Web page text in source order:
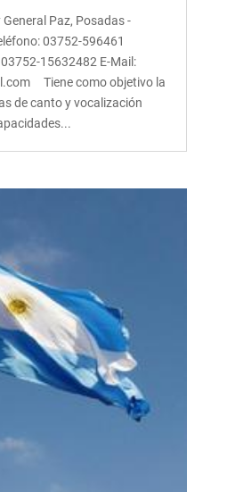
Paz, Posadas -
03752-596461
15632482 E-Mail:
Tiene como objetivo la
de canto y vocalización